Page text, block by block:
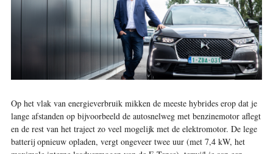
Op het vlak van energieverbruik mikken de meeste hybrides erop dat je
lange afstanden op bijvoorbeeld de autosnelweg met benzinemotor aflegt
en de rest van het traject zo veel mogelijk met de elektromotor. De lege
batterij opnieuw opladen, vergt ongeveer twee uur (met 7,4 kW, het